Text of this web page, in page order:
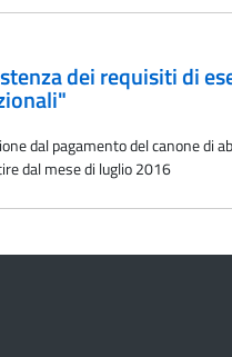
dei requisiti di
dal pagamento del canone
dal mese di luglio 2016